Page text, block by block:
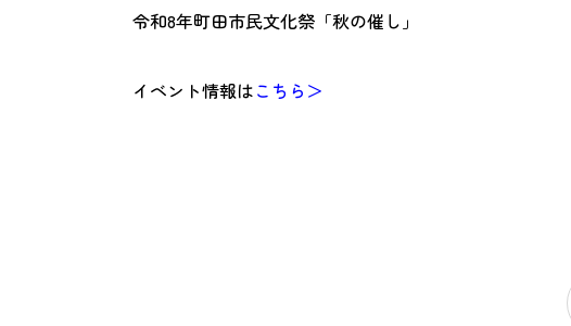
令和8年町田市民文化祭「秋の催し」
イベント情報はこちら＞